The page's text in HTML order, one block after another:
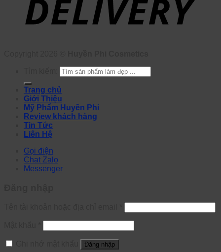
Trang chủ
Giới Thiệu
Mỹ Phẩm Huyền Phi
Review khách hàng
Tin Tức
Liên Hệ
Gọi điện
Chat Zalo
Messenger
Đăng nhập